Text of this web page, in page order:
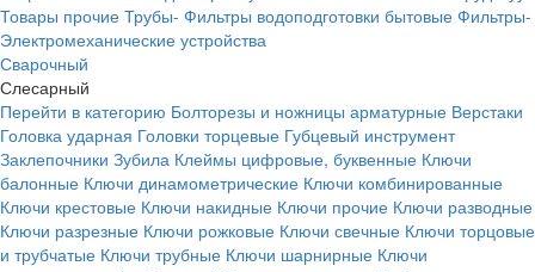
Товары прочие Трубы- Фильтры водоподготовки бытовые Фильтры-
Электромеханические устройства
Сварочный
Слесарный
Перейти в категорию Болторезы и ножницы арматурные Верстаки
Головка ударная Головки торцевые Губцевый инструмент
Заклепочники Зубила Клеймы цифровые, буквенные Ключи
балонные Ключи динамометрические Ключи комбинированные
Ключи крестовые Ключи накидные Ключи прочие Ключи разводные
Ключи разрезные Ключи рожковые Ключи свечные Ключи торцовые
и трубчатые Ключи трубные Ключи шарнирные Ключи